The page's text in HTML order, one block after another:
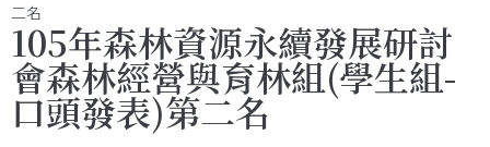
二名
105年森林資源永續發展研討
會森林經營與育林組(學生組-
口頭發表)第二名